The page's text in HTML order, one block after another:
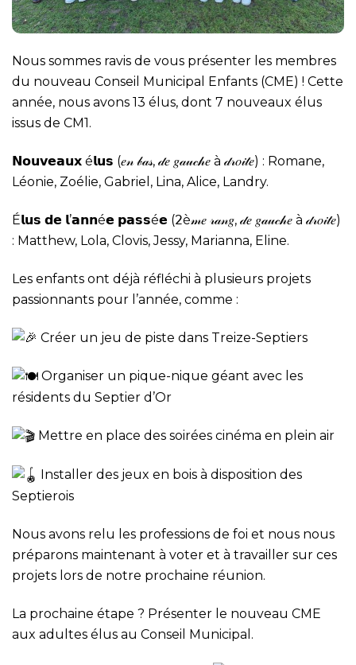
Nous sommes ravis de vous présenter les membres
du nouveau Conseil Municipal Enfants (CME) ! Cette
année, nous avons 13 élus, dont 7 nouveaux élus
issus de CM1.
𝗡𝗼𝘂𝘃𝗲𝗮𝘂𝘅 é𝗹𝘂𝘀 (𝑒𝓃 𝒷𝒶𝓈, 𝒹𝑒 𝑔𝒶𝓊𝒸𝒽𝑒 à 𝒹𝓇𝑜𝒾𝓉𝑒) : Romane,
Léonie, Zoélie, Gabriel, Lina, Alice, Landry.
É𝗹𝘂𝘀 𝗱𝗲 𝗹’𝗮𝗻𝗻é𝗲 𝗽𝗮𝘀𝘀é𝗲 (𝟤è𝓂𝑒 𝓇𝒶𝓃𝑔, 𝒹𝑒 𝑔𝒶𝓊𝒸𝒽𝑒 à 𝒹𝓇𝑜𝒾𝓉𝑒)
: Matthew, Lola, Clovis, Jessy, Marianna, Eline.
Les enfants ont déjà réfléchi à plusieurs projets
passionnants pour l’année, comme :
Créer un jeu de piste dans Treize-Septiers
Organiser un pique-nique géant avec les
résidents du Septier d’Or
Mettre en place des soirées cinéma en plein air
Installer des jeux en bois à disposition des
Septierois
Nous avons relu les professions de foi et nous nous
préparons maintenant à voter et à travailler sur ces
projets lors de notre prochaine réunion.
La prochaine étape ? Présenter le nouveau CME
aux adultes élus au Conseil Municipal.